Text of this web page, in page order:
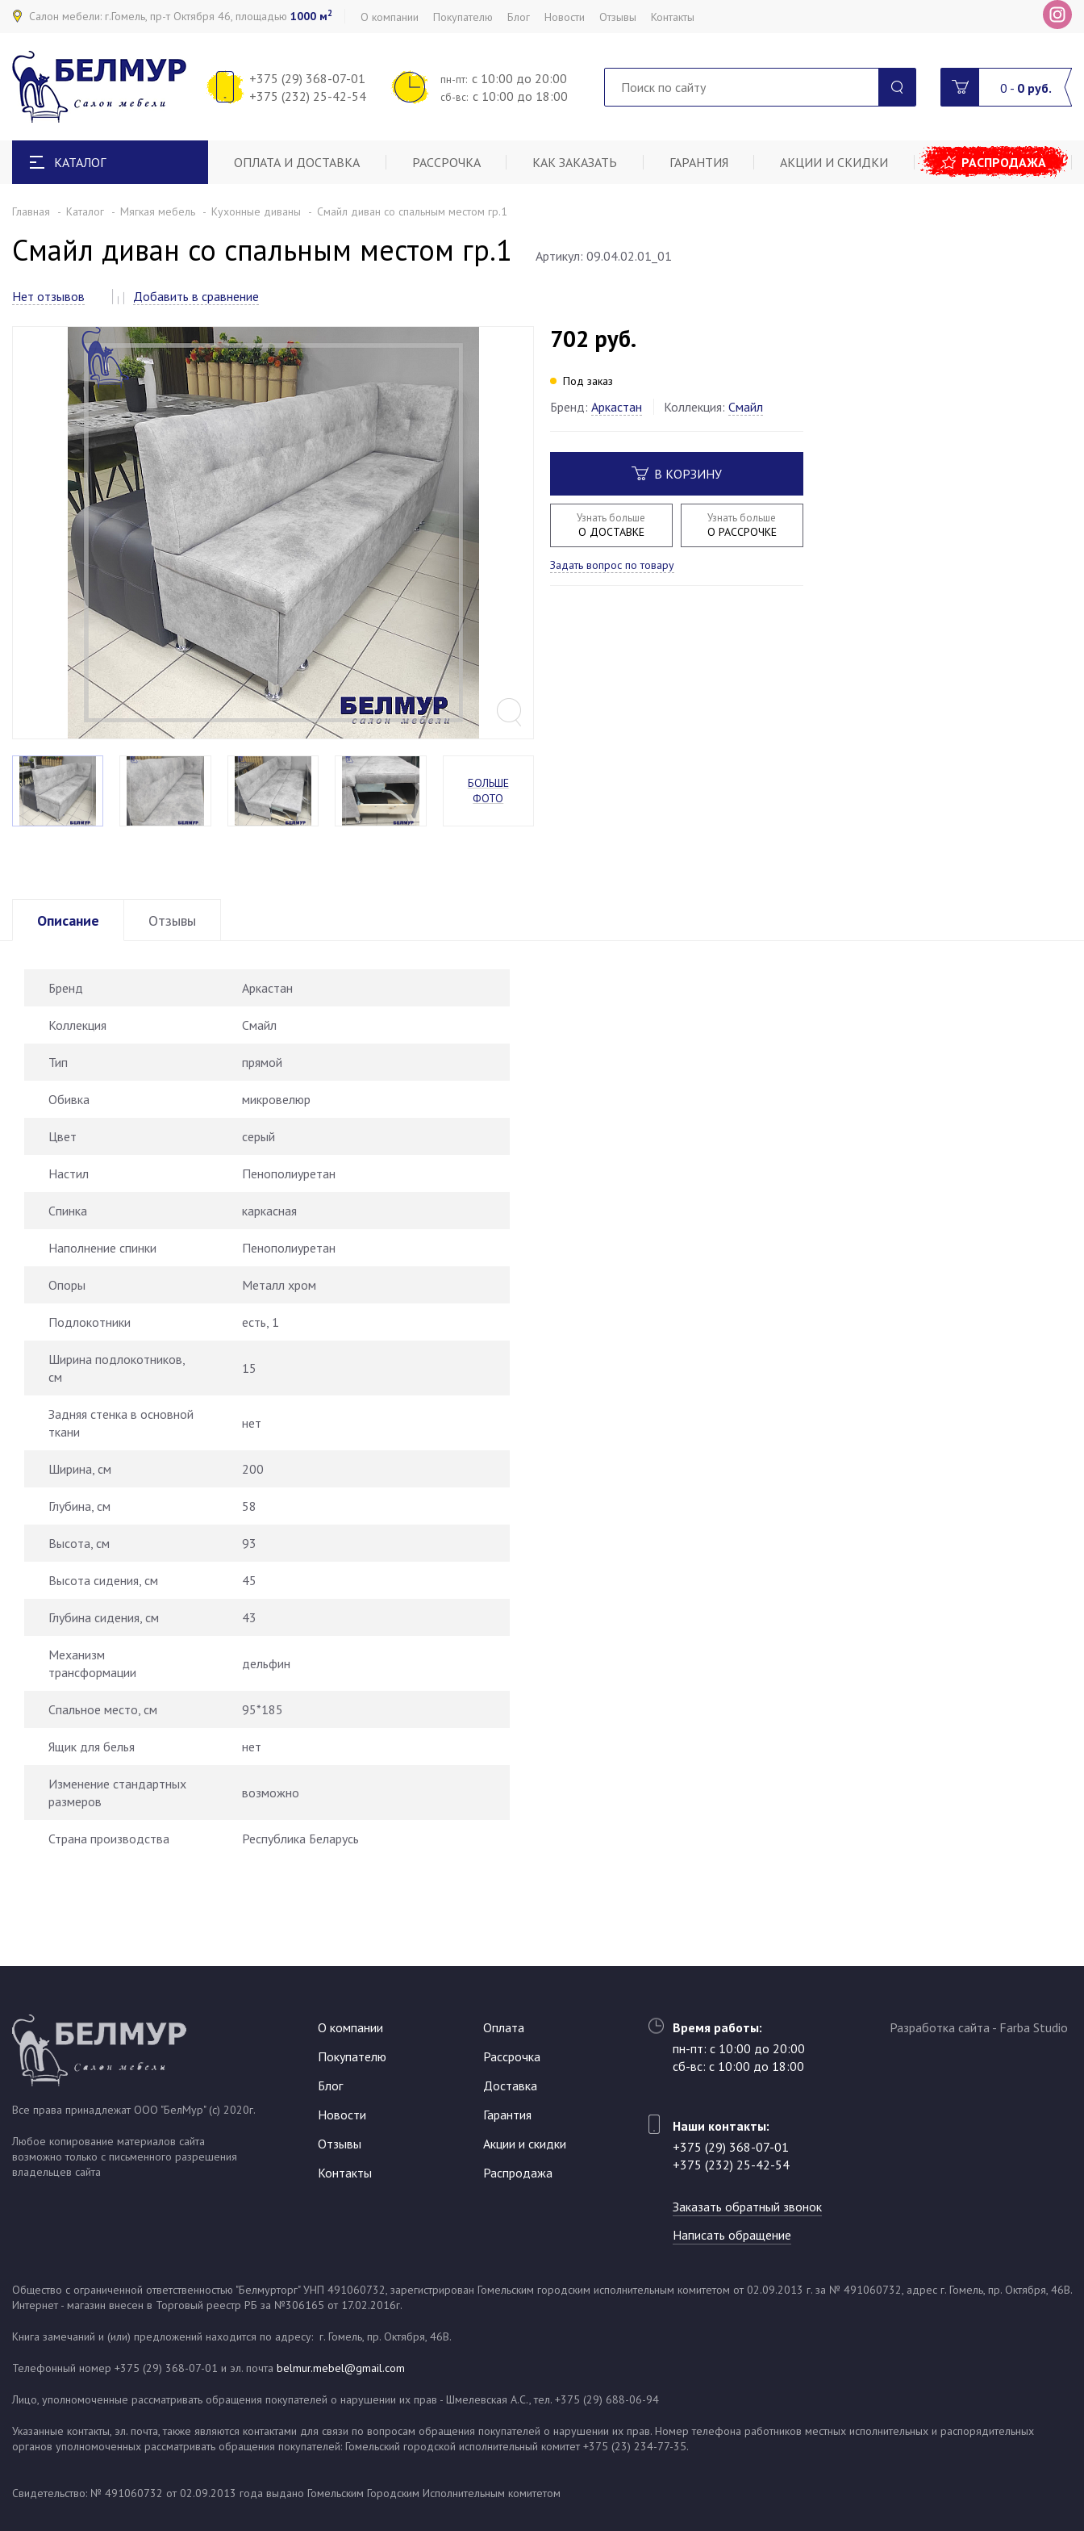
Салон мебели: г.Гомель, пр-т Октября 46, площадью 1000 м2 О компании Покупателю Блог Новости Отзывы Контакты
+375 (29) 368-07-01
+375 (232) 25-42-54
пн-пт: с 10:00 до 20:00
сб-вс: с 10:00 до 18:00 0 - 0 руб.
КАТАЛОГ ОПЛАТА И ДОСТАВКА РАССРОЧКА КАК ЗАКАЗАТЬ ГАРАНТИЯ АКЦИИ И СКИДКИ РАСПРОДАЖА
Главная Каталог Мягкая мебель Кухонные диваны Смайл диван со спальным местом гр.1
Смайл диван со спальным местом гр.1 Артикул: 09.04.02.01_01
Нет отзывов Добавить в сравнение
БОЛЬШЕ
ФОТО
702 руб.
Под заказ
Бренд: Аркастан Коллекция: Смайл
В КОРЗИНУ
Узнать больше
О ДОСТАВКЕ
Узнать больше
О РАССРОЧКЕ
Задать вопрос по товару
Описание Отзывы
Бренд Аркастан
Коллекция Смайл
Тип прямой
Обивка микровелюр
Цвет серый
Настил Пенополиуретан
Спинка каркасная
Наполнение спинки Пенополиуретан
Опоры Металл хром
Подлокотники есть, 1
Ширина подлокотников,
см
15
Задняя стенка в основной
ткани
нет
Ширина, см 200
Глубина, см 58
Высота, см 93
Высота сидения, см 45
Глубина сидения, см 43
Механизм
трансформации
дельфин
Спальное место, см 95*185
Ящик для белья нет
Изменение стандартных
размеров
возможно
Страна производства Республика Беларусь
Все права принадлежат ООО "БелМур" (с) 2020г.
Любое копирование материалов сайта
возможно только с письменного разрешения
владельцев сайта
О компании
Покупателю
Блог
Новости
Отзывы
Контакты
Оплата
Рассрочка
Доставка
Гарантия
Акции и скидки
Распродажа
Время работы:
пн-пт: с 10:00 до 20:00
сб-вс: с 10:00 до 18:00
Наши контакты:
+375 (29) 368-07-01
+375 (232) 25-42-54
Заказать обратный звонок
Написать обращение
Разработка сайта - Farba Studio
Общество с ограниченной ответственностью "Белмурторг" УНП 491060732, зарегистрирован Гомельским городским исполнительным комитетом от 02.09.2013 г. за № 491060732, адрес г. Гомель, пр. Октября, 46В.
Интернет - магазин внесен в Торговый реестр РБ за №306165 от 17.02.2016г.
Книга замечаний и (или) предложений находится по адресу: г. Гомель, пр. Октября, 46В.
Телефонный номер +375 (29) 368-07-01 и эл. почта belmur.mebel@gmail.com
Лицо, уполномоченные рассматривать обращения покупателей о нарушении их прав - Шмелевская А.С., тел. +375 (29) 688-06-94
Указанные контакты, эл. почта, также являются контактами для связи по вопросам обращения покупателей о нарушении их прав. Номер телефона работников местных исполнительных и распорядительных
органов уполномоченных рассматривать обращения покупателей: Гомельский городской исполнительный комитет +375 (23) 234-77-35.
Свидетельство: № 491060732 от 02.09.2013 года выдано Гомельским Городским Исполнительным комитетом